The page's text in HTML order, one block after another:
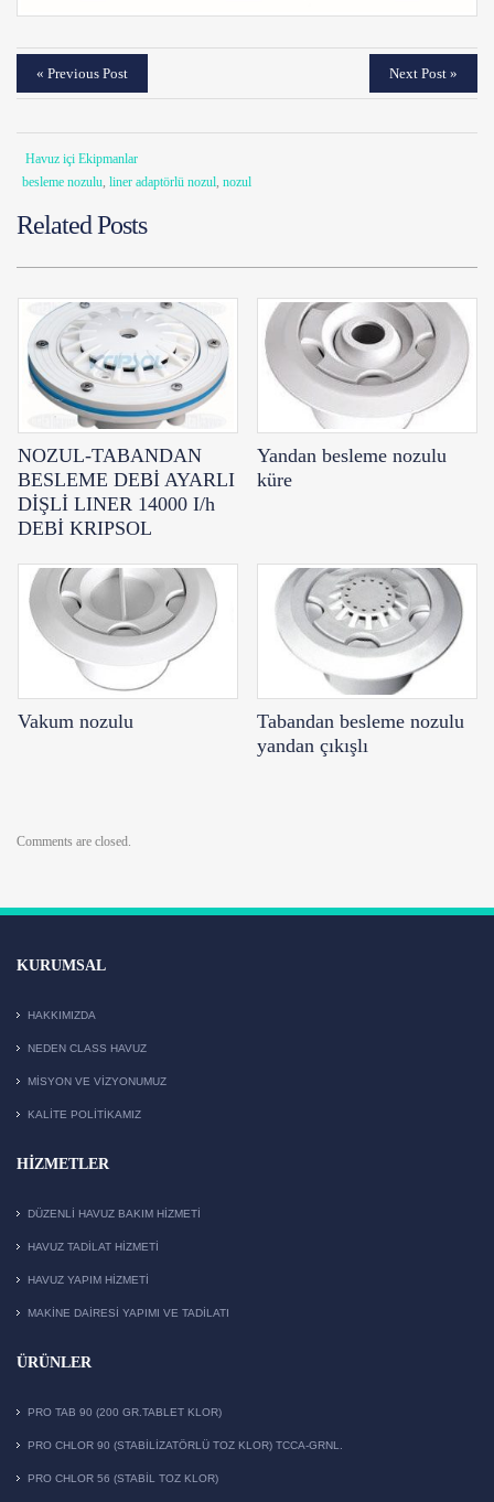
« Previous Post Next Post »
Havuz içi Ekipmanlar
besleme nozulu, liner adaptörlü nozul, nozul
Related Posts
NOZUL-TABANDAN
BESLEME DEBİ AYARLI
DİŞLİ LINER 14000 I/h
DEBİ KRIPSOL
Yandan besleme nozulu
küre
Vakum nozulu
Tabandan besleme nozulu
yandan çıkışlı
Comments are closed.
KURUMSAL
HAKKIMIZDA
NEDEN CLASS HAVUZ
MISYON VE VIZYONUMUZ
KALITE POLITIKAMIZ
HIZMETLER
DÜZENLI HAVUZ BAKIM HIZMETI
HAVUZ TADILAT HIZMETI
HAVUZ YAPIM HIZMETI
MAKİNE DAİRESİ YAPIMI VE TADİLATI
ÜRÜNLER
PRO TAB 90 (200 GR.TABLET KLOR)
PRO CHLOR 90 (STABILIZATÖRLÜ TOZ KLOR) TCCA-GRNL.
PRO CHLOR 56 (STABIL TOZ KLOR)